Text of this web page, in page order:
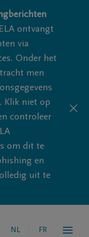
ontvangt
via
Onder het
men
Klik niet op
controleer
om dit te
en
uit te
NL FR